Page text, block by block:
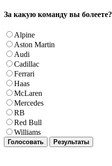
За какую команду вы болеете?
Alpine
Aston Martin
Audi
Cadillac
Ferrari
Haas
McLaren
Mercedes
RB
Red Bull
Williams
Голосовать Результаты